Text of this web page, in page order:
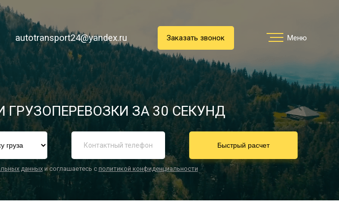
autotransport24@yandex.ru Заказать звонок Меню
Услуги
Преимущества
О компании
autotransport24@yandex.ru Заказать звонок Меню
ЗА 30 СЕКУНД
Быстрый расчет
данныхи соглашаетесь с политикой конфиденциальности